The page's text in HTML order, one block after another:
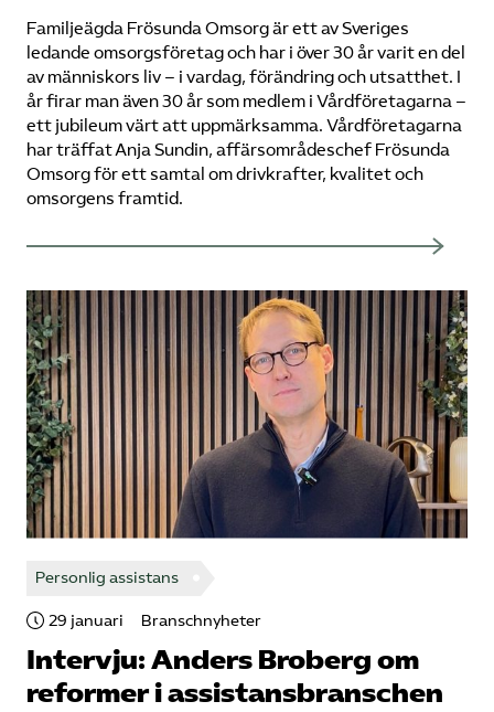
Familjeägda Frösunda Omsorg är ett av Sveriges
ledande omsorgsföretag och har i över 30 år varit en del
av människors liv – i vardag, förändring och utsatthet. I
år firar man även 30 år som medlem i Vårdföretagarna –
ett jubileum värt att uppmärksamma. Vårdföretagarna
har träffat Anja Sundin, affärsområdeschef Frösunda
Omsorg för ett samtal om drivkrafter, kvalitet och
omsorgens framtid.
Personlig assistans
29 januari Branschnyheter
Intervju: Anders Broberg om
reformer i assistans­branschen